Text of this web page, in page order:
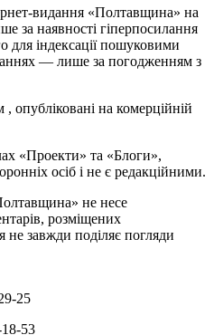
видання «Полтавщина» на
за наявності гіперпосилання
для індексації пошуковими
— лише за погодженням з
, опубліковані на комерційній
«Проекти» та «Блоги»,
осіб і не є редакційними.
не несе
розміщених
не завжди поділяє погляди
25
53